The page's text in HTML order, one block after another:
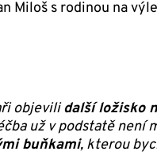
objevilidalší ložisko
už v podstatě není
buňkami, kterou